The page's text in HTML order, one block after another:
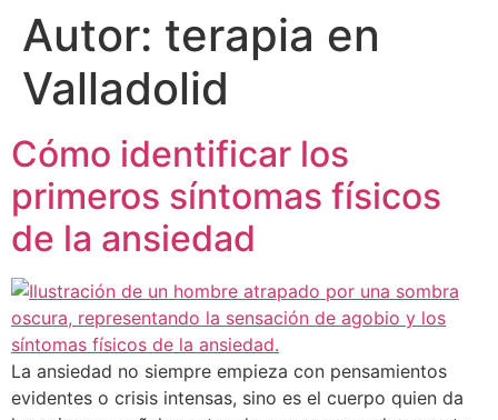
Autor: terapia en
Valladolid
Cómo identificar los
primeros síntomas físicos
de la ansiedad
La ansiedad no siempre empieza con pensamientos
evidentes o crisis intensas, sino es el cuerpo quien da